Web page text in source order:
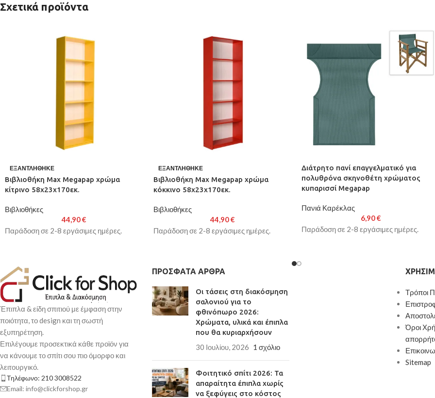
Σχετικά προϊόντα
ΕΞΑΝΤΛΉΘΗΚΕ
Βιβλιοθήκη Max Megapap χρώμα
κίτρινο 58x23x170εκ.
Βιβλιοθήκες
44,90€
Παράδοση σε 2-8 εργάσιμες ημέρες.
ΕΞΑΝΤΛΉΘΗΚΕ
Βιβλιοθήκη Max Megapap χρώμα
κόκκινο 58x23x170εκ.
Βιβλιοθήκες
44,90€
Παράδοση σε 2-8 εργάσιμες ημέρες.
Διάτρητο πανί επαγγελματικό για
πολυθρόνα σκηνοθέτη χρώματος
κυπαρισσί Megapap
Πανιά Καρέκλας
6,90€
Παράδοση σε 2-8 εργάσιμες ημέρες.
Έπιπλα & είδη σπιτιού με έμφαση στην
ποιότητα, το design και τη σωστή
εξυπηρέτηση.
Επιλέγουμε προσεκτικά κάθε προϊόν για
να κάνουμε το σπίτι σου πιο όμορφο και
λειτουργικό.
Τηλέφωνο: 210 3008522
Email: info@clickforshop.gr
ΠΡΌΣΦΑΤΑ ΆΡΘΡΑ
Οι τάσεις στη διακόσμηση
σαλονιού για το
φθινόπωρο 2026:
Χρώματα, υλικά και έπιπλα
που θα κυριαρχήσουν
30 Ιουλίου, 2026 1 σχόλιο
Φοιτητικό σπίτι 2026: Τα
απαραίτητα έπιπλα χωρίς
να ξεφύγεις στο κόστος
Τρόποι
Όροι
Sitemap